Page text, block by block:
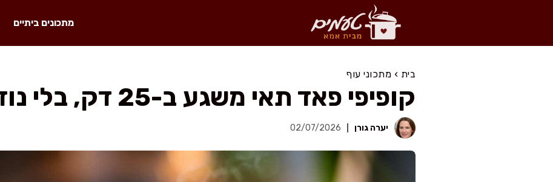
מתכונים ביתיים
בית › מתכוני עוף
קופיפי פאד תאי משגע ב-25 דק, בלי נודלס בכלל
יערה גורן 02/07/2026